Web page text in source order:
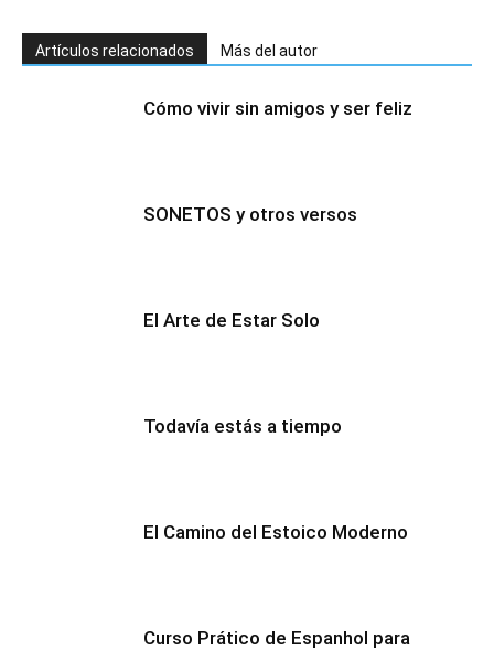
Artículos relacionados Más del autor
Cómo vivir sin amigos y ser feliz
SONETOS y otros versos
El Arte de Estar Solo
Todavía estás a tiempo
El Camino del Estoico Moderno
Curso Prático de Espanhol para